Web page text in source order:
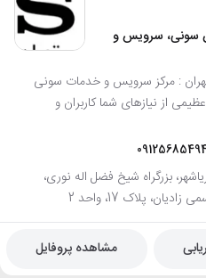
سونی، سرویس و
: مرکز سرویس و خدمات سونی
از نیازهای شما کاربران و
- آرياشهر، بزرگراه شیخ فضل اله نوری،
پلاک 17، واحد 2
مشاهده پروفایل